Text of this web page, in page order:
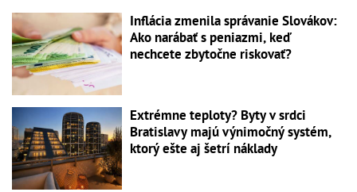
Inflácia zmenila správanie Slovákov:
Ako narábať s peniazmi, keď
nechcete zbytočne riskovať?
Extrémne teploty? Byty v srdci
Bratislavy majú výnimočný systém,
ktorý ešte aj šetrí náklady